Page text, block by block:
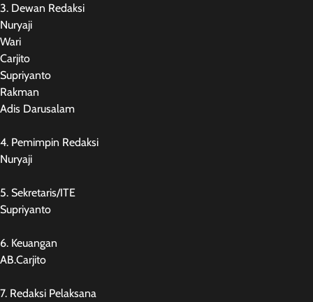
3. Dewan Redaksi
Nuryaji
Wari
Carjito
Supriyanto
Rakman
Adis Darusalam
4. Pemimpin Redaksi
Nuryaji
5. Sekretaris/ITE
Supriyanto
6. Keuangan
AB.Carjito
7. Redaksi Pelaksana